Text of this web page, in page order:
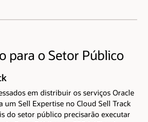
para o Setor Público
em distribuir os serviços Oracle
um Sell Expertise no Cloud Sell Track
do setor público precisarão executar